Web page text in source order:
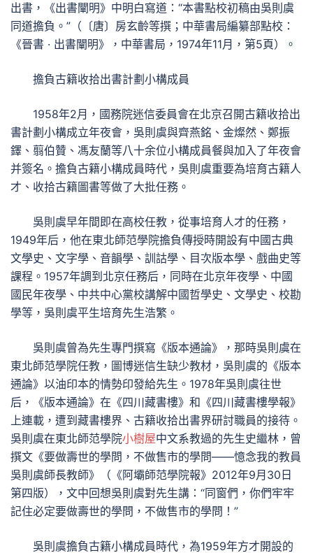
出書，《出書闡明》中明白寫道：“本書點校初稿由吳則虞
同道擔負。”（〔唐〕房玄齡等撰；中華書局編纂部點校：
《晉書 · 出書闡明》，中華書局，1974年11月，第5頁）。
擔負古籍收拾出書計劃小構成員
1958年2月，國務院迷信委員會在北京召開古籍收拾出
書計劃小構成立年夜會，吳則虞與齊燕銘、金燦然、鄭振
鐸、翦伯贊、馮友蘭等八十余位小構成員餐與加入了年夜會
并簽名。擔負古籍小構成員時代，吳則虞重要為培育古籍人
才、收拾古籍圖書等做了大批任務。
吳則虞早年間即在高校任教，從事培育人才的任務，
1949年后，他在東北師范學院擔負傳授時開設有中國古典
文學史、文字學、音韻學、訓詁學、目次版本學、戲曲史等
課程。1957年調到北京任務后，同時在北京年夜學、中國
國民年夜學、中共中心黨校講解中國哲學史、文學史、校勘
學等，吳則虞平生培育先生浩繁。
吳則虞曾為先生專門撰寫《版本通論》，那時吳則虞在
東北師范學院任教，圖博迷信生缺少教材，吳則虞的《版本
通論》以油印本的情勢印發給先生。1978年吳則虞往世
后，《版本通論》在《四川藏書樓》和《四川藏書樓學報》
上連載，遭到藏書樓界、古籍收拾出書界研討職員的接待。
吳則虞在東北師范學院小樹屋中文系教過的先生史繼林，曾
撰文《要做壽世的學問，不做售市的學問——憶念我的教員
吳則虞師長教師》（《阿壩師范學院報》2012年9月30日
第四版），文中回想吳則虞對先生講：“同窗們，你們牢牢
記住必定要做壽世的學問，不做售市的學問！”
吳則虞擔負古籍小構成員時代，為1959年方才開設的